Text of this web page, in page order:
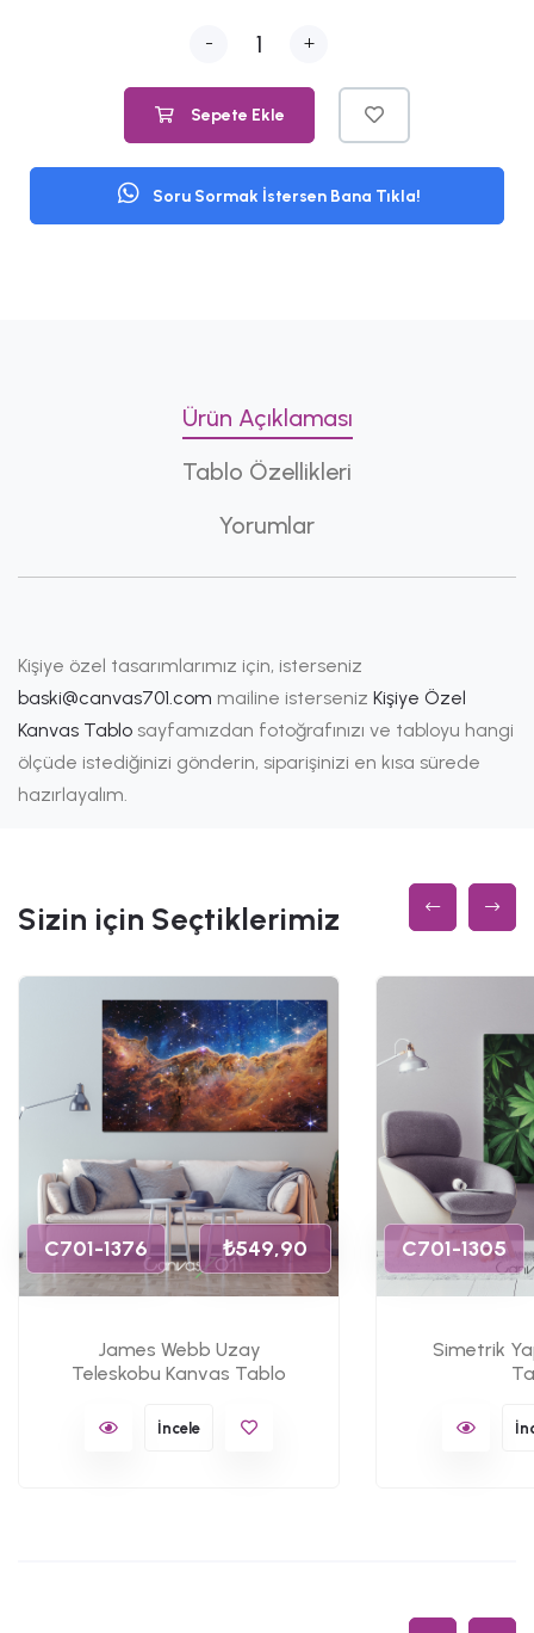
- +
Sepete Ekle
Soru Sormak İstersen Bana Tıkla!
Ürün Açıklaması
Tablo Özellikleri
Yorumlar
Kişiye özel tasarımlarımız için, isterseniz
baski@canvas701.com mailine isterseniz Kişiye Özel
Kanvas Tablo sayfamızdan fotoğrafınızı ve tabloyu hangi
ölçüde istediğinizi gönderin, siparişinizi en kısa sürede
hazırlayalım.
Sizin için Seçtiklerimiz
C701-1376 ₺549,90
James Webb Uzay
Teleskobu Kanvas Tablo
İncele
C701-1305
Simetrik